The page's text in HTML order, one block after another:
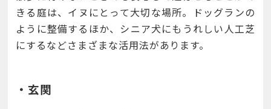
きる庭は、イヌにとって大切な場所。ドッグランの
ように整備するほか、シニア犬にもうれしい人工芝
にするなどさまざまな活用法があります。
・玄関